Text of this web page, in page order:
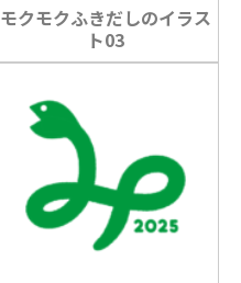
モクモクふきだしのイラス
ト03